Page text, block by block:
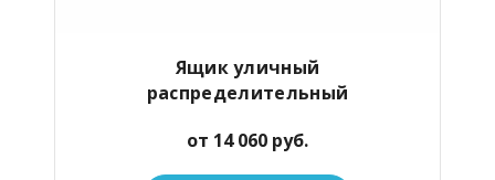
Ящик уличный
распределительный
от 14 060 руб.